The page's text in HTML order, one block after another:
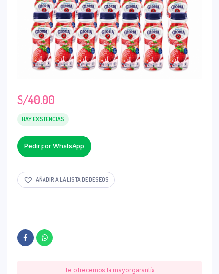
S/40.00
HAY EXISTENCIAS
Pedir por WhatsApp
AÑADIR A LA LISTA DE DESEOS
Te ofrecemos la mayor garantía